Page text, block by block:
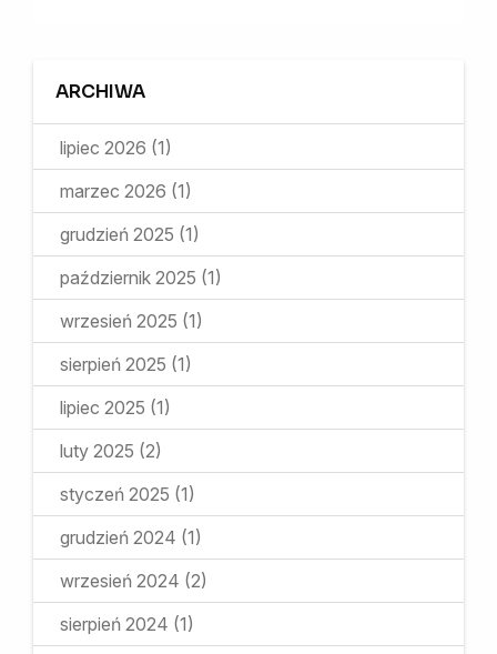
ARCHIWA
lipiec 2026 (1)
marzec 2026 (1)
grudzień 2025 (1)
październik 2025 (1)
wrzesień 2025 (1)
sierpień 2025 (1)
lipiec 2025 (1)
luty 2025 (2)
styczeń 2025 (1)
grudzień 2024 (1)
wrzesień 2024 (2)
sierpień 2024 (1)